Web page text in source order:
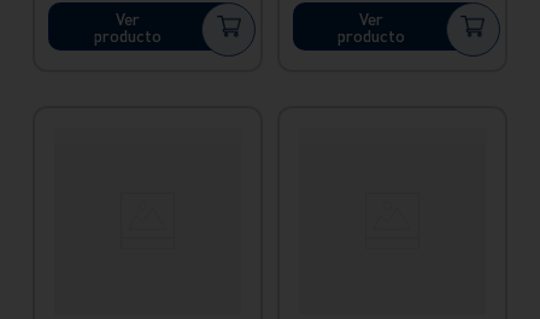
Ver
producto
Ver
producto